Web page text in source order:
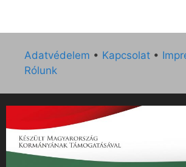
Adatvédelem • Kapcsolat •
Rólunk